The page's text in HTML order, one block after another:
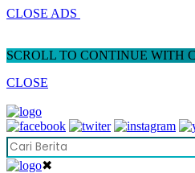
CLOSE ADS
SCROLL TO CONTINUE WITH
CLOSE
✖